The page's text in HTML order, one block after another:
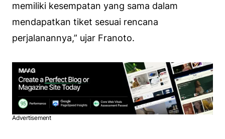
memiliki kesempatan yang sama dalam
mendapatkan tiket sesuai rencana
perjalanannya,” ujar Franoto.
Advertisement